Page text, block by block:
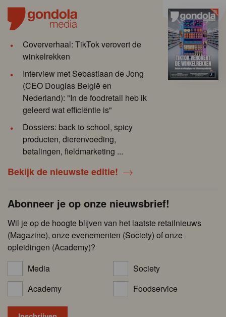
Coververhaal: TikTok verovert de
winkelrekken
Interview met Sebastiaan de Jong
(CEO Douglas België en
Nederland): "In de foodretail heb ik
geleerd wat efficiëntie is"
Dossiers: back to school, spicy
producten, dierenvoeding,
betalingen, fieldmarketing ...
Bekijk de nieuwste editie!
Abonneer je op onze nieuwsbrief!
Wil je op de hoogte blijven van het laatste retailnieuws
(Magazine), onze evenementen (Society) of onze
opleidingen (Academy)?
Media
Society
Academy
Foodservice